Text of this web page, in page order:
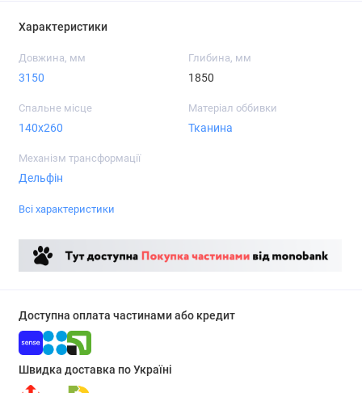
Характеристики
Довжина, мм
3150
Глибина, мм
1850
Спальне місце
140x260
Матеріал оббивки
Тканина
Механізм трансформації
Дельфін
Всі характеристики
Доступна оплата частинами або кредит
Швидка доставка по Україні